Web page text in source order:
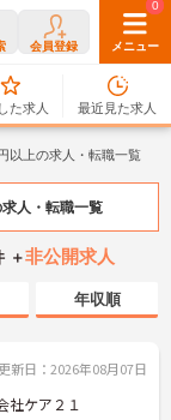
会員登録 メニュー
0
た求人
0
最近見た求人
以上の求人・転職一覧
人・転職一覧
＋非公開求人
年収順
新日：2026年08月07日
社ケア２１